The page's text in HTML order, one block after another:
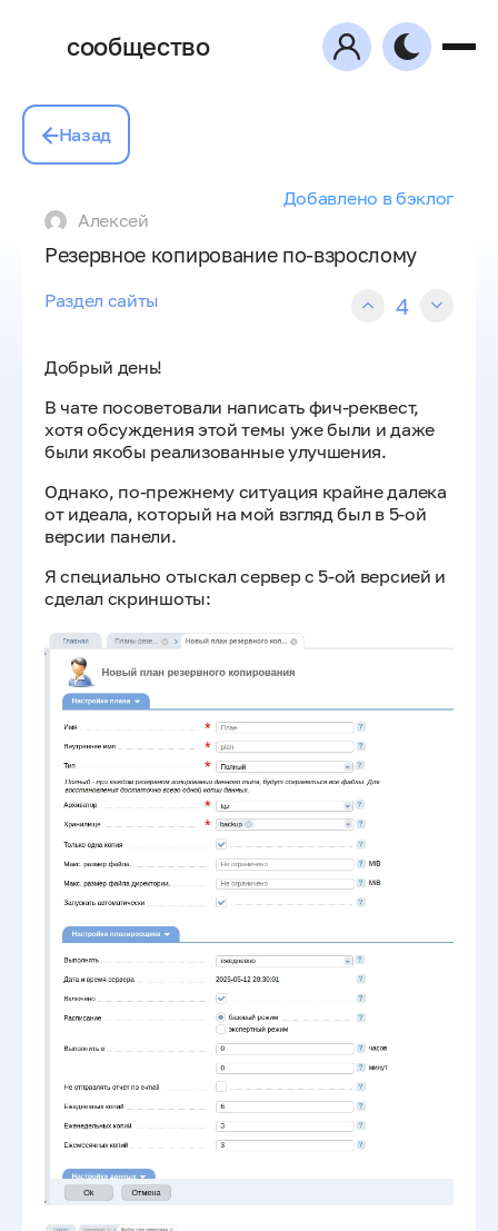
сообщество
Назад
Алексей
Раздел сайты 4
Резервное копирование по-взрослому
Добрый день!
В чате посоветовали написать фич-реквест,
хотя обсуждения этой темы уже были и даже
были якобы реализованные улучшения.
Однако, по-прежнему ситуация крайне далека
от идеала, который на мой взгляд был в 5-ой
версии панели.
Я специально отыскал сервер с 5-ой версией и
сделал скриншоты:
Добавлено в бэклог